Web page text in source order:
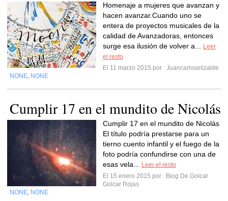
Homenaje a mujeres que avanzan y
hacen avanzar.Cuando uno se
entera de proyectos musicales de la
calidad de Avanzadoras, entonces
surge esa ilusión de volver a...
Leer
el resto
El 11 marzo 2015 por
Juancarloselizalde
NONE NONE
Cumplir 17 en el mundito de Nicolás
Cumplir 17 en el mundito de Nicolás
El título podría prestarse para un
tierno cuento infantil y el fuego de la
foto podría confundirse con una de
esas vela...
Leer el resto
El 15 enero 2015 por
Blog De Golcar
Golcar Rojas
NONE NONE